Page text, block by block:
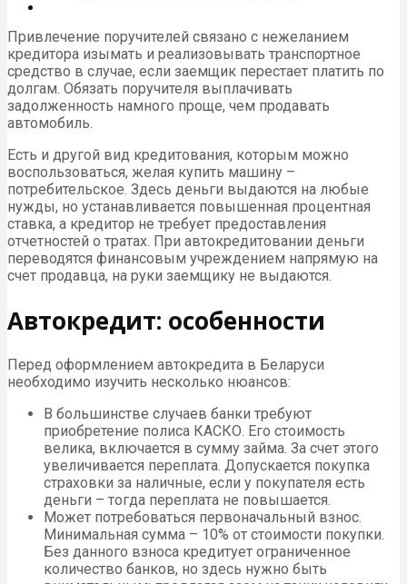
Привлечение поручителей связано с нежеланием
кредитора изымать и реализовывать транспортное
средство в случае, если заемщик перестает платить по
долгам. Обязать поручителя выплачивать
задолженность намного проще, чем продавать
автомобиль.
Есть и другой вид кредитования, которым можно
воспользоваться, желая купить машину –
потребительское. Здесь деньги выдаются на любые
нужды, но устанавливается повышенная процентная
ставка, а кредитор не требует предоставления
отчетностей о тратах. При автокредитовании деньги
переводятся финансовым учреждением напрямую на
счет продавца, на руки заемщику не выдаются.
Автокредит: особенности
Перед оформлением автокредита в Беларуси
необходимо изучить несколько нюансов:
В большинстве случаев банки требуют
приобретение полиса КАСКО. Его стоимость
велика, включается в сумму займа. За счет этого
увеличивается переплата. Допускается покупка
страховки за наличные, если у покупателя есть
деньги – тогда переплата не повышается.
Может потребоваться первоначальный взнос.
Минимальная сумма – 10% от стоимости покупки.
Без данного взноса кредитует ограниченное
количество банков, но здесь нужно быть